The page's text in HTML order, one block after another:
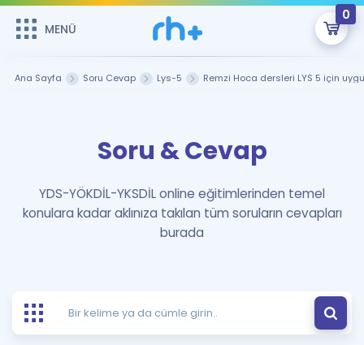
MENÜ
0
Şifremi Hatırlamıyorum
GİRİŞ YAP
Remzi Hoca ile seni sınava hazırlayacak onlarca eğitim seni
bekliyor!
MENÜ
Çalışma Paketleri
Kitaplar ve Kaynaklar
Ücretsiz Kaynaklar
Blog
İngilizce Gramer
Hakkımızda
Ana Sayfa Soru Cevap Lys-5 Remzi Hoca dersleri LYS 5 için
Soru & Cevap
YDS-YÖKDİL-YKSDİL online eğitimlerinden temel
konulara kadar aklınıza takılan tüm soruların cevapları
burada